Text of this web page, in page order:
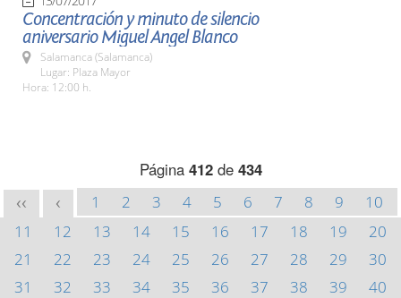
Concentración y minuto de silencio
aniversario Miguel Angel Blanco
Salamanca (Salamanca)
Lugar: Plaza Mayor
Hora: 12:00 h.
Página 412de 434
<< < 1 2 3 4 5 6 7 8 9
10
11
12 13 14 15 16 17 18 19
20
21
22 23 24 25 26 27 28 29
30
31
32 33 34 35 36 37 38 39
40